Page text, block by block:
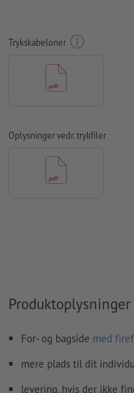
bukkelinjer
For at motivet ikke
Opløsning:300 dpi
Medtag en margen
være mindst 4 mm fra
Kommentarerslettes og
Formularfeltetsindhold
Trykskabeloner
Oplysninger vedr. trykfiler
Produktoplysninger
For- og bagside med
mere plads til dit
levering, hvis der ikke